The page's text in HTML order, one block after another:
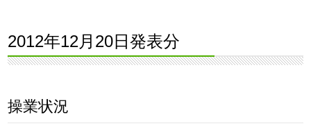
2012年12月20日発表分
操業状況